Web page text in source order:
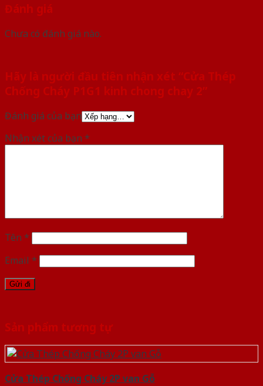
Đánh giá
Chưa có đánh giá nào.
Hãy là người đầu tiên nhận xét “Cửa Thép
Chống Cháy P1G1 kinh chong chay 2”
Đánh giá của bạn
Nhận xét của bạn *
Tên *
Email *
Sản phẩm tương tự
Cửa Thép Chống Cháy 2P van Gỗ